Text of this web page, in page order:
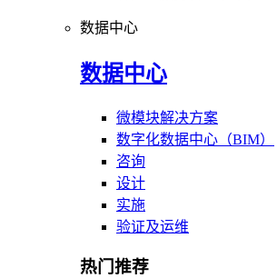
数据中心
数据中心
微模块解决方案
数字化数据中心（BIM）
咨询
设计
实施
验证及运维
热门推荐